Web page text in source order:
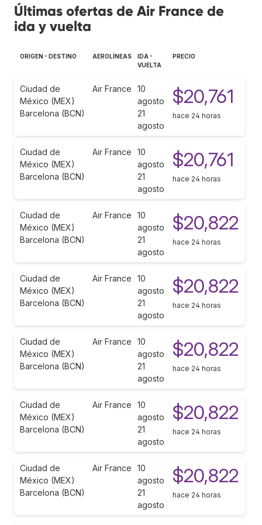
Últimas ofertas de Air France de
ida y vuelta
ORIGEN - DESTINO AEROLÍNEAS
IDA -
VUELTA
PRECIO
Ciudad de
México (MEX)
Barcelona (BCN)
Air France
10
agosto
21
agosto
$20,761
hace 24 horas
Ciudad de
México (MEX)
Barcelona (BCN)
Air France
10
agosto
21
agosto
$20,761
hace 24 horas
Ciudad de
México (MEX)
Barcelona (BCN)
Air France
10
agosto
21
agosto
$20,822
hace 24 horas
Ciudad de
México (MEX)
Barcelona (BCN)
Air France
10
agosto
21
agosto
$20,822
hace 24 horas
Ciudad de
México (MEX)
Barcelona (BCN)
Air France
10
agosto
21
agosto
$20,822
hace 24 horas
Ciudad de
México (MEX)
Barcelona (BCN)
Air France
10
agosto
21
agosto
$20,822
hace 24 horas
Ciudad de
México (MEX)
Barcelona (BCN)
Air France
10
agosto
21
agosto
$20,822
hace 24 horas